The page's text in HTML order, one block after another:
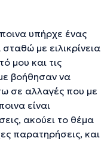
υπήρχε ένας
με ειλικρίνεια
μου και τις
βοήθησαν να
σε αλλαγές που με
είναι
ακούει το θέμα
παρατηρήσεις, και